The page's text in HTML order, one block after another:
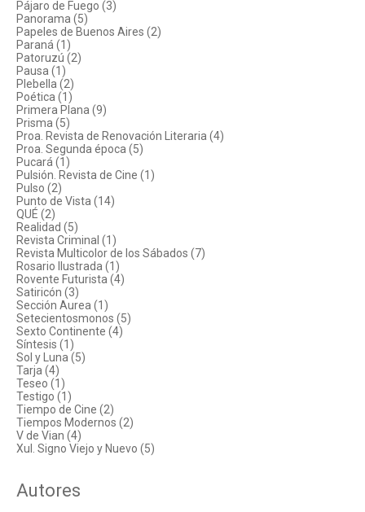
Pájaro de Fuego (3)
Panorama (5)
Papeles de Buenos Aires (2)
Paraná (1)
Patoruzú (2)
Pausa (1)
Plebella (2)
Poética (1)
Primera Plana (9)
Prisma (5)
Proa. Revista de Renovación Literaria (4)
Proa. Segunda época (5)
Pucará (1)
Pulsión. Revista de Cine (1)
Pulso (2)
Punto de Vista (14)
QUÉ (2)
Realidad (5)
Revista Criminal (1)
Revista Multicolor de los Sábados (7)
Rosario Ilustrada (1)
Rovente Futurista (4)
Satiricón (3)
Sección Aurea (1)
Setecientosmonos (5)
Sexto Continente (4)
Síntesis (1)
Sol y Luna (5)
Tarja (4)
Teseo (1)
Testigo (1)
Tiempo de Cine (2)
Tiempos Modernos (2)
V de Vian (4)
Xul. Signo Viejo y Nuevo (5)
Autores